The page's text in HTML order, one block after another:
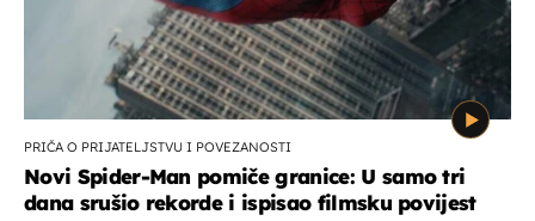
PRIČA O PRIJATELJSTVU I POVEZANOSTI
Novi Spider-Man pomiče granice: U samo tri
dana srušio rekorde i ispisao filmsku povijest